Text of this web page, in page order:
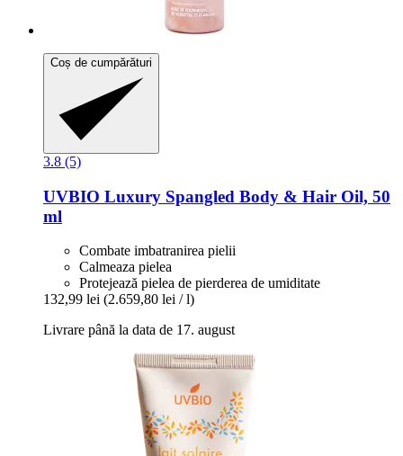
Coș de cumpărături
3.8 (5)
UVBIO Luxury Spangled Body & Hair Oil, 50
ml
Combate imbatranirea pielii
Calmeaza pielea
Protejează pielea de pierderea de umiditate
132,99 lei (2.659,80 lei / l)
Livrare până la data de 17. august